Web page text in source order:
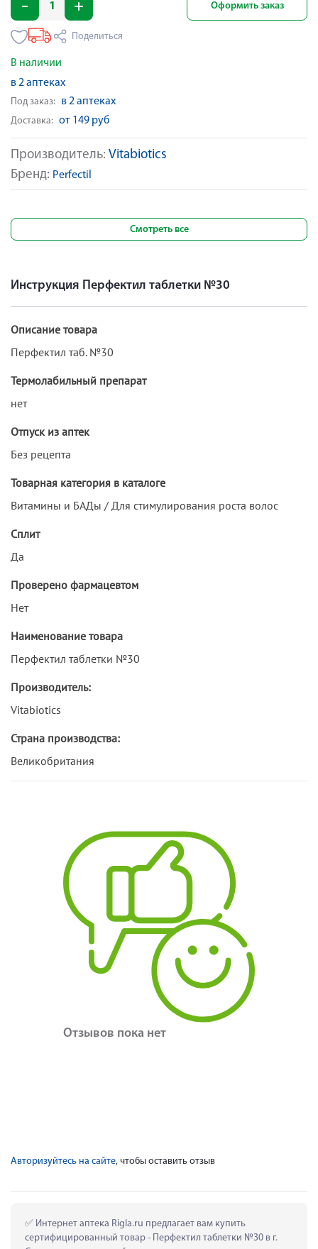
Производитель: Vitabiotics
Бренд: Perfectil
Оформить заказ
Поделиться
В наличии
в 2 аптеках
Под заказ: в 2 аптеках
Доставка: от 149 руб
Смотреть все
Инструкция Перфектил таблетки №30
Описание товара
Перфектил таб. №30
Термолабильный препарат
нет
Отпуск из аптек
Без рецепта
Товарная категория в каталоге
Витамины и БАДы / Для стимулирования роста волос
Сплит
Да
Проверено фармацевтом
Нет
Наименование товара
Перфектил таблетки №30
Производитель:
Vitabiotics
Страна производства:
Великобритания
Отзывов пока нет
Авторизуйтесь на сайте, чтобы оставить отзыв
Интернет аптека Rigla.ru предлагает вам купить
сертифицированный товар - Перфектил таблетки №30 в г.